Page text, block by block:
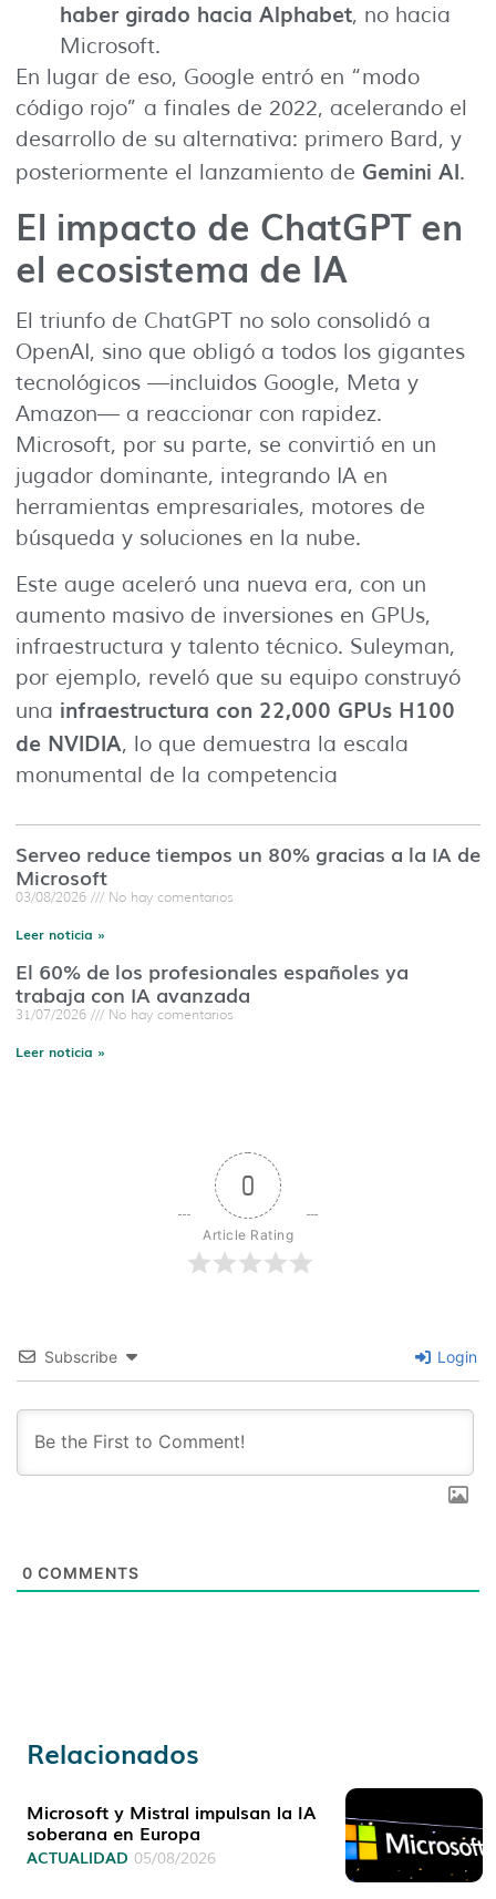
haber girado hacia Alphabet, no hacia
Microsoft.
En lugar de eso, Google entró en “modo
código rojo” a finales de 2022, acelerando el
desarrollo de su alternativa: primero Bard, y
posteriormente el lanzamiento de Gemini AI.
El impacto de ChatGPT en
el ecosistema de IA
El triunfo de ChatGPT no solo consolidó a
OpenAI, sino que obligó a todos los gigantes
tecnológicos —incluidos Google, Meta y
Amazon— a reaccionar con rapidez.
Microsoft, por su parte, se convirtió en un
jugador dominante, integrando IA en
herramientas empresariales, motores de
búsqueda y soluciones en la nube.
Este auge aceleró una nueva era, con un
aumento masivo de inversiones en GPUs,
infraestructura y talento técnico. Suleyman,
por ejemplo, reveló que su equipo construyó
una infraestructura con 22,000 GPUs H100
de NVIDIA, lo que demuestra la escala
monumental de la competencia
Serveo reduce tiempos un 80% gracias a la IA de
Microsoft
03/08/2026 No hay comentarios
Leer noticia »
El 60% de los profesionales españoles ya
trabaja con IA avanzada
31/07/2026 No hay comentarios
Leer noticia »
0
Article Rating
Subscribe Login
0 COMMENTS
Relacionados
Microsoft y Mistral impulsan la IA
soberana en Europa
ACTUALIDAD 05/08/2026